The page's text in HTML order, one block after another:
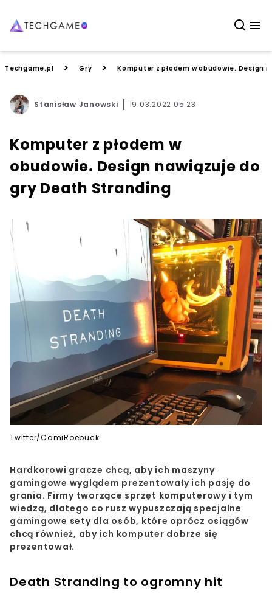
Techgame.pl > Gry > Komputer z płodem w obudowie. Design
Stanisław Janowski 19.03.2022 05:23
Komputer z płodem w
obudowie. Design nawiązuje do
gry Death Stranding
Twitter/CamiRoebuck
Hardkorowi gracze chcą, aby ich maszyny
gamingowe wyglądem prezentowały ich pasję do
grania. Firmy tworzące sprzęt komputerowy i tym
wiedzą, dlatego co rusz wypuszczają specjalne
gamingowe sety dla osób, które oprócz osiągów
chcą również, aby ich komputer dobrze się
prezentował.
Death Stranding to ogromny hit